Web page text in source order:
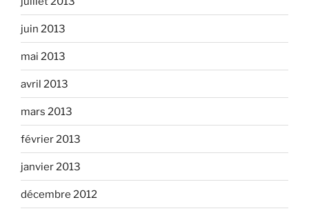
juin 2013
mai 2013
avril 2013
mars 2013
février 2013
janvier 2013
décembre 2012